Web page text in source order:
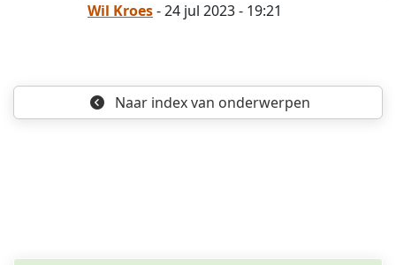
Wil Kroes- 24 jul 2023 - 19:21
Naar indexvan onderwerpen